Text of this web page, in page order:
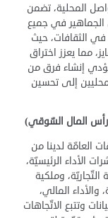
المحلية، تضمن
في جميع
في الثقافات، حيث
مما يعزز اختراق
إنشاء فرق من
إلى تحسين
المال السّوقي)
العامّة لدينا من
الأداء الرئيسيّة،
التّجاريّة، وملكية
المالي،
وتتبع الاتّجاهات